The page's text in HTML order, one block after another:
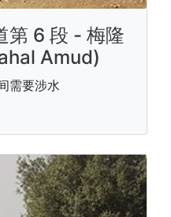
第 6 段 - 梅隆
Amud)
需要涉水